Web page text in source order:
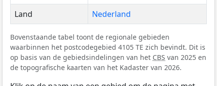
Land
Nederland
Bovenstaande tabel toont de regionale gebieden
waarbinnen het postcodegebied 4105 TE zich bevindt. Dit is
op basis van de gebiedsindelingen van het CBS van 2025 en
de topografische kaarten van het Kadaster van 2026.